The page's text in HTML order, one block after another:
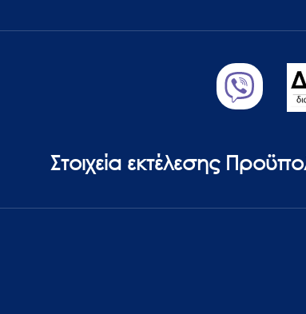
Στοιχεία εκτέλεσης